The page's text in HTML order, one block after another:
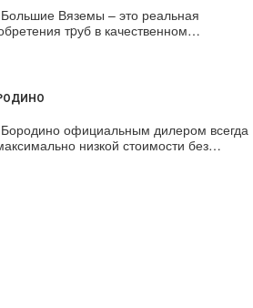
Вяземы – это реальная
тpуб в качественном…
официальным дилером всегда
низкой стоимости без…